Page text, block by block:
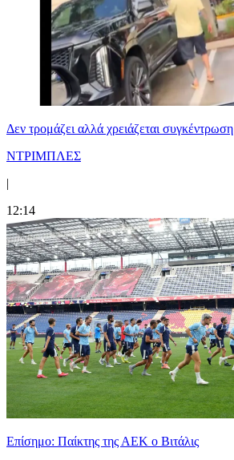
Δεν τρομάζει αλλά χρειάζεται συγκέντρωση
ΝΤΡΙΜΠΛΕΣ
|
12:14
Επίσημο: Παίκτης της ΑΕΚ ο Βιτάλις